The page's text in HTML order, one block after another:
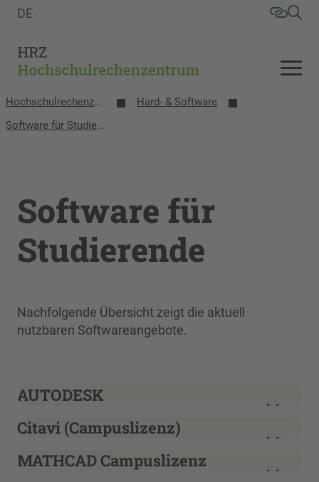
DE
Hochschulrechenzentrum
Hard- & Software
Software für Studierende
Software für
Studierende
Nachfolgende Übersicht zeigt die aktuell
nutzbaren Softwareangebote.
AUTODESK
Citavi (Campuslizenz)
MATHCAD Campuslizenz